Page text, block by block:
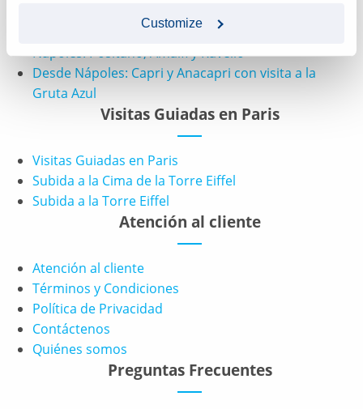
Customize
Excursión de un día por la Costa Amalfitana desde
Nápoles: Positano, Amalfi y Ravello
Desde Nápoles: Capri y Anacapri con visita a la
Gruta Azul
Visitas Guiadas en Paris
Visitas Guiadas en Paris
Subida a la Cima de la Torre Eiffel
Subida a la Torre Eiffel
Atención al cliente
Atención al cliente
Términos y Condiciones
Política de Privacidad
Contáctenos
Quiénes somos
Preguntas Frecuentes